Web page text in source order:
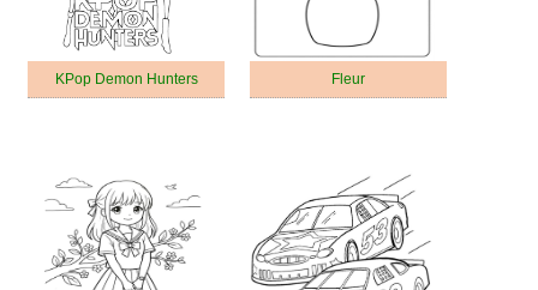
KPop Demon Hunters Fleur